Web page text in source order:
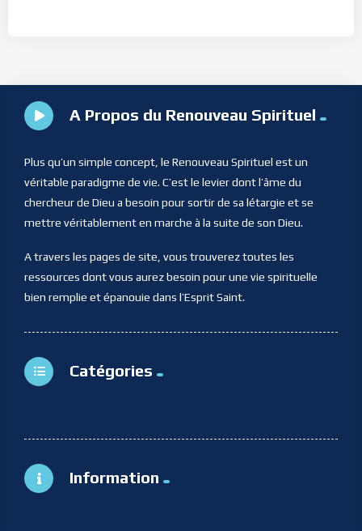
A Propos du Renouveau Spirituel
Plus qu’un simple concept, le Renouveau Spirituel est un
véritable paradigme de vie. C’est le levier dont l’âme du
chercheur de Dieu a besoin pour sortir de sa létargie et se
mettre véritablement en marche à la suite de son Dieu.
A travers les pages de site, vous trouverez toutes les
ressources dont vous aurez besoin pour une vie spirituelle
bien remplie et épanouie dans l’Esprit Saint.
Catégories
Information